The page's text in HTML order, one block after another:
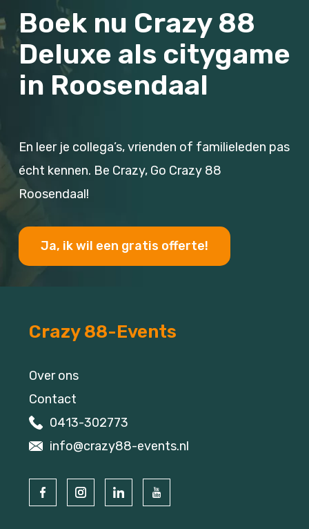
Boek nu Crazy 88
Deluxe als citygame
in Roosendaal
En leer je collega’s, vrienden of familieleden pas
écht kennen. Be Crazy, Go Crazy 88
Roosendaal!
Ja, ik wil een gratis offerte!
Crazy 88-Events
Over ons
Contact
0413-302773
info@crazy88-events.nl